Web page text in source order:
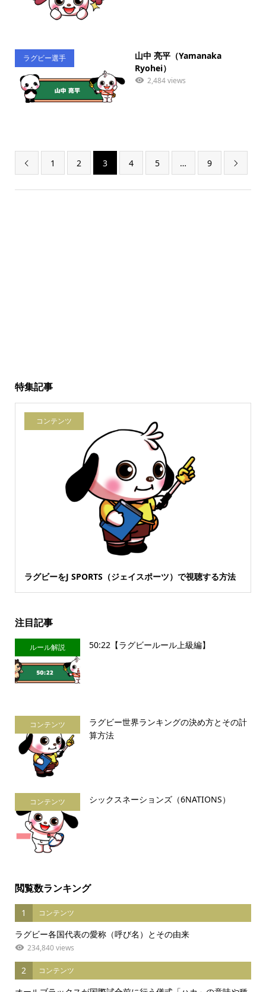
ラグビー選手
山中 亮平（Yamanaka
Ryohei）
2,484 views
 1 2 3 4 5 … 9 
特集記事
コンテンツ
ラグビーをJ SPORTS（ジェイスポーツ）で視聴する方法
注目記事
ルール解説 50:22【ラグビールール上級編】
コンテンツ
ラグビー世界ランキングの決め方とその計
算方法
コンテンツ シックスネーションズ（6NATIONS）
閲覧数ランキング
1 コンテンツ
ラグビー各国代表の愛称（呼び名）とその由来
234,840 views
2 コンテンツ